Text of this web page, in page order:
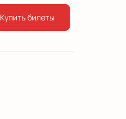
Купить билеты